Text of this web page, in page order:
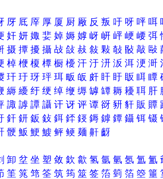
厊 厎 厗 厚 厦 厨 厰 反叛 吁 呀 呯 咡
奸妍娵婓婥媷嫭岈岍 岼峺崾弭
摄撢擾攝 敁敆敊敍敤敧敯敲 敺
棹楩榎橝橱櫌汗汙汧汳洱浭涆
玕玗玡玶珥畈皈 皯 盰 盱 眅眲瞫
縟纋纡绠绰缏缛罅罈耨耰聑 肝
諏謼譚讘讦讶评谭谺豜豻 販 贉
釬鈃鈑鈙鉺銔鋄鎒鏬鐔鑷铒镊
骾魬鯁鰬鲆鲠 麺鼾齖
卸坌坐 塑敛欽歙氢氩氫氬氲氳
筀筄筇筌筑筠筮签箈箌箔箜箠